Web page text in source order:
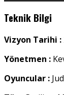
Teknik Bilgi
Vizyon Tarihi :
Yönetmen :
Oyuncular :